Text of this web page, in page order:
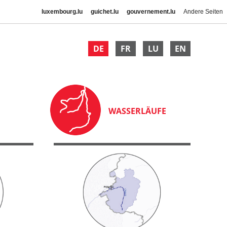
luxembourg.lu guichet.lu gouvernement.lu Andere Seiten
DE FR LU EN
WASSERLÄUFE